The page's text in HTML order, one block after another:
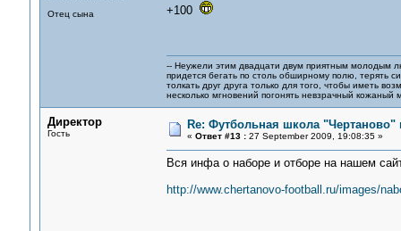
Отец сына
+100
-- Неужели этим двадцати двум приятным молодым
придется бегать по столь обширному полю, терять
толкать друг друга только для того, чтобы иметь
несколько мгновений погонять невзрачный кожаный
Директор
Гость
Re: Футбольная школа "Чертаново"
« Ответ #13 :27 September 2009, 19:08:35 »
Вся инфа о наборе и отборе на нашем
http://www.chertanovo-football.ru/images/